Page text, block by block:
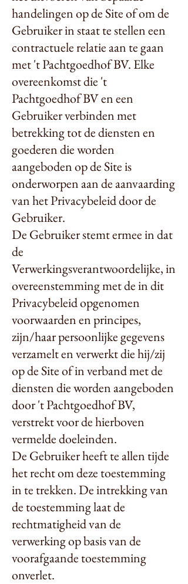
handelingen op de Site of om de
Gebruiker in staat te stellen een
contractuele relatie aan te gaan
met 't Pachtgoedhof BV. Elke
overeenkomst die 't
Pachtgoedhof BV en een
Gebruiker verbinden met
betrekking tot de diensten en
goederen die worden
aangeboden op de Site is
onderworpen aan de aanvaarding
van het Privacybeleid door de
Gebruiker.
De Gebruiker stemt ermee in dat
de
Verwerkingsverantwoordelijke, in
overeenstemming met de in dit
Privacybeleid opgenomen
voorwaarden en principes,
zijn/haar persoonlijke gegevens
verzamelt en verwerkt die hij/zij
op de Site of in verband met de
diensten die worden aangeboden
door 't Pachtgoedhof BV,
verstrekt voor de hierboven
vermelde doeleinden.
De Gebruiker heeft te allen tijde
het recht om deze toestemming
in te trekken. De intrekking van
de toestemming laat de
rechtmatigheid van de
verwerking op basis van de
voorafgaande toestemming
onverlet.